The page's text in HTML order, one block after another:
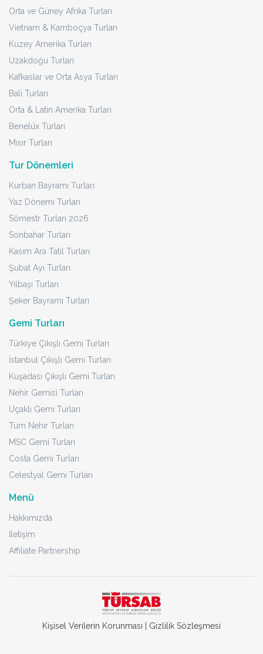
Orta ve Güney Afrika Turları
Vietnam & Kamboçya Turları
Kuzey Amerika Turları
Uzakdoğu Turları
Kafkaslar ve Orta Asya Turları
Bali Turları
Orta & Latin Amerika Turları
Benelüx Turları
Mısır Turları
Tur Dönemleri
Kurban Bayramı Turları
Yaz Dönemi Turları
Sömestr Turları 2026
Sonbahar Turları
Kasım Ara Tatil Turları
Şubat Ayı Turları
Yılbaşı Turları
Şeker Bayramı Turları
Gemi Turları
Türkiye Çıkışlı Gemi Turları
İstanbul Çıkışlı Gemi Turları
Kuşadası Çıkışlı Gemi Turları
Nehir Gemisi Turları
Uçaklı Gemi Turları
Tüm Nehir Turları
MSC Gemi Turları
Costa Gemi Turları
Celestyal Gemi Turları
Menü
Hakkımızda
İletişim
Affiliate Partnership
Kişisel Verilerin Korunması Gizlilik Sözleşmesi